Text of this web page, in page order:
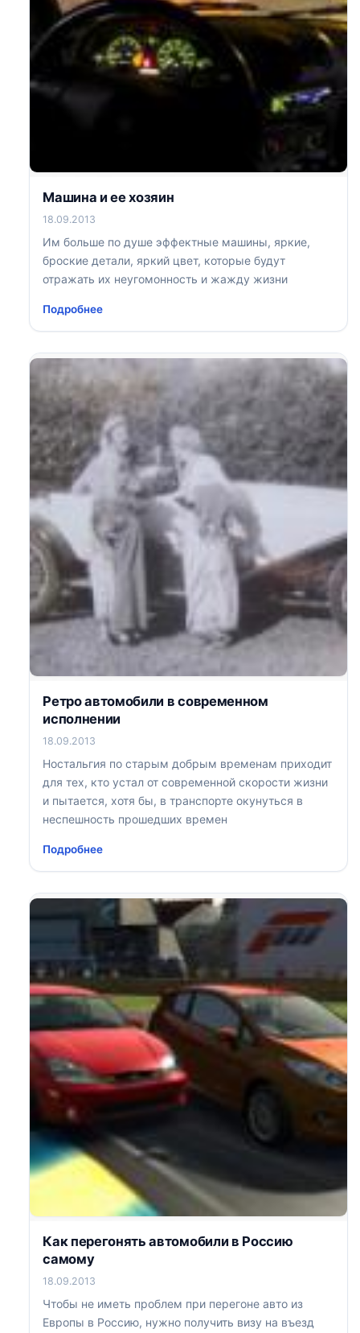
Машина и ее хозяин
18.09.2013
Им больше по душе эффектные машины, яркие,
броские детали, яркий цвет, которые будут
отражать их неугомонность и жажду жизни
Подробнее
Ретро автомобили в современном
исполнении
18.09.2013
Ностальгия по старым добрым временам приходит
для тех, кто устал от современной скорости жизни
и пытается, хотя бы, в транспорте окунуться в
неспешность прошедших времен
Подробнее
Как перегонять автомобили в Россию
самому
18.09.2013
Чтобы не иметь проблем при перегоне авто из
Европы в Россию, нужно получить визу на въезд